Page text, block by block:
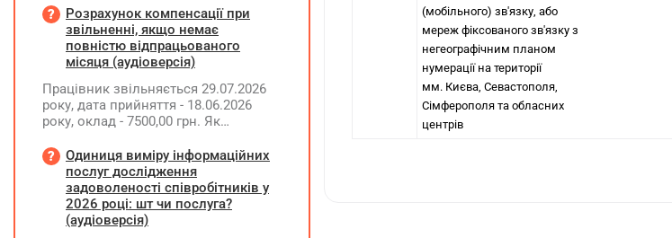
(мобільного) зв'язку, або
мереж фіксованого зв'язку з
негеографічним планом
нумерації на території
мм. Києва, Севастополя,
Сімферополя та обласних
центрів
заробітної плати (винагороди), для
розрахунку внеску на підтримку
працевлаштування осіб з
інвалідністю?
Розрахунок компенсації при
звільненні, якщо немає
повністю відпрацьованого
місяця (аудіоверсія)
Працівник звільняється 29.07.2026
року, дата прийняття - 18.06.2026
року, оклад - 7500,00 грн. Як
невикористаних днів відпустки при
звільненні?
Одиниця виміру інформаційних
послуг дослідження
задоволеності співробітників у
2026 році: шт чи послуга?
(аудіоверсія)